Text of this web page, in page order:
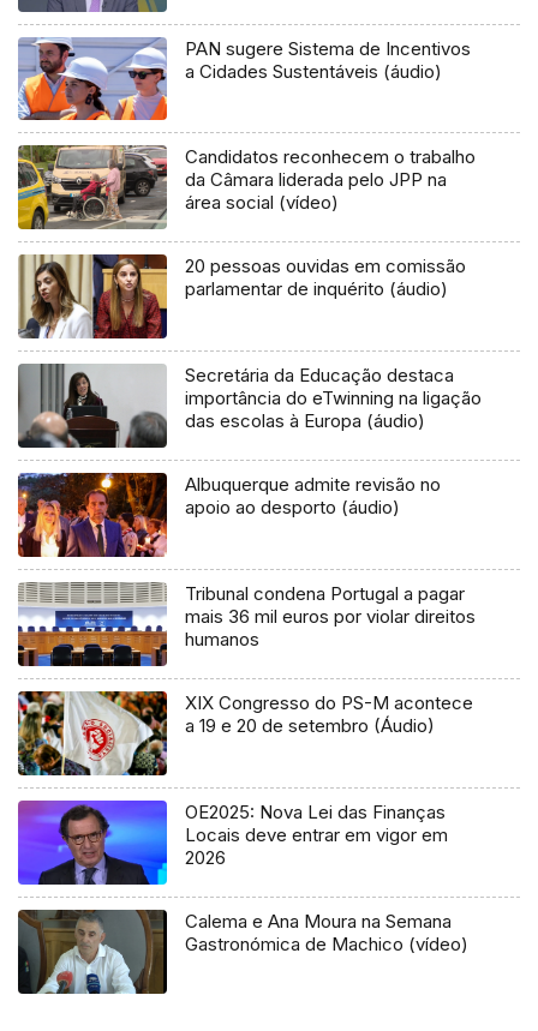
PAN sugere Sistema de Incentivos
a Cidades Sustentáveis (áudio)
Candidatos reconhecem o trabalho
da Câmara liderada pelo JPP na
área social (vídeo)
20 pessoas ouvidas em comissão
parlamentar de inquérito (áudio)
Secretária da Educação destaca
importância do eTwinning na ligação
das escolas à Europa (áudio)
Albuquerque admite revisão no
apoio ao desporto (áudio)
Tribunal condena Portugal a pagar
mais 36 mil euros por violar direitos
humanos
XIX Congresso do PS-M acontece
a 19 e 20 de setembro (Áudio)
OE2025: Nova Lei das Finanças
Locais deve entrar em vigor em
2026
Calema e Ana Moura na Semana
Gastronómica de Machico (vídeo)